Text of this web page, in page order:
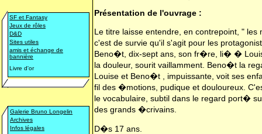
SF et Fantasy
Jeux de rôles
D&D
Sites utiles
amis et échange de
bannière
Livre d'or
Galerie Bruno Longelin
Archives
Infos légales
Présentation de l'ouvrage :
Le titre laisse entendre, en contrepoint, "
c'est de survie qu'il s'agit pour les
Beno�t, dix-sept ans, son fr�re, li� �
la douleur, sourit vaillamment. Beno�t la
Louise et Beno�t , impuissante, voit ses
fil des �motions, pudique et douloureux.
le vocabulaire, subtil dans le regard port�
des grands �crivains.
D�s 17 ans.